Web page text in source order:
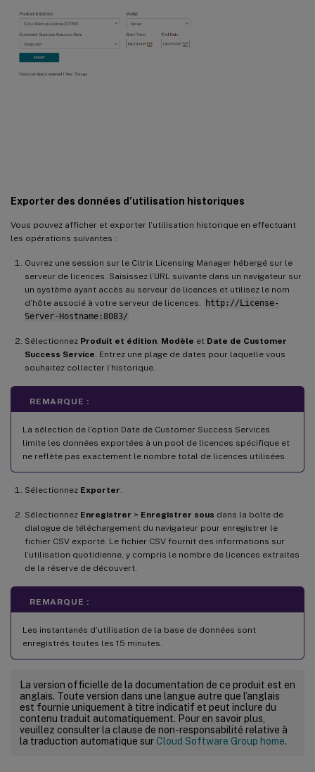
Exporter des données d’utilisation historiques
Vous pouvez afficher et exporter l’utilisation historique en effectuant
les opérations suivantes :
Ouvrez une session sur le Citrix Licensing Manager hébergé sur le
serveur de licences. Saisissez l’URL suivante dans un navigateur sur
un système ayant accès au serveur de licences et utilisez le nom
d’hôte associé à votre serveur de licences.
http://License-
Server-Hostname:8083/
Sélectionnez Produit et édition, Modèle et Date de Customer
Success Service. Entrez une plage de dates pour laquelle vous
souhaitez collecter l’historique.
REMARQUE :
La sélection de l’option Date de Customer Success Services
limite les données exportées à un pool de licences spécifique et
ne reflète pas exactement le nombre total de licences utilisées.
Sélectionnez Exporter.
Sélectionnez Enregistrer > Enregistrer sous dans la boîte de
dialogue de téléchargement du navigateur pour enregistrer le
fichier CSV exporté. Le fichier CSV fournit des informations sur
l’utilisation quotidienne, y compris le nombre de licences extraites
de la réserve de découvert.
REMARQUE :
Les instantanés d’utilisation de la base de données sont
enregistrés toutes les 15 minutes.
La version officielle de la documentation de ce produit est en
anglais. Toute version dans une langue autre que l’anglais
est fournie uniquement à titre indicatif et peut inclure du
contenu traduit automatiquement. Pour en savoir plus,
veuillez consulter la clause de non-responsabilité relative à
la traduction automatique surCloud Software Group home.